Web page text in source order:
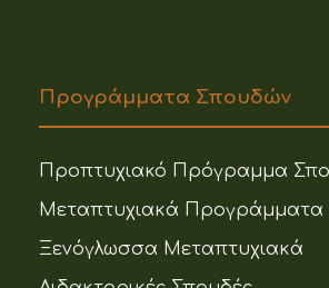
Προγράμματα Σπουδών
Προπτυχιακό Πρόγραμμα
Μεταπτυχιακά
Ξενόγλωσσα Μεταπτυχιακά